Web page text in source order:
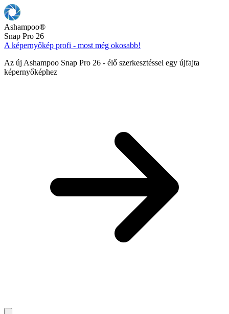
Ashampoo®
Snap Pro 26
A képernyőkép profi - most még okosabb!
Az új Ashampoo Snap Pro 26 - élő szerkesztéssel egy újfajta
képernyőképhez